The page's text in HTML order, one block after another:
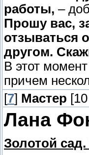
работы, –
Прошу вас,
отзываться
другом.
В этот
причем
[7] Мастер
Лана
Золотой сад.